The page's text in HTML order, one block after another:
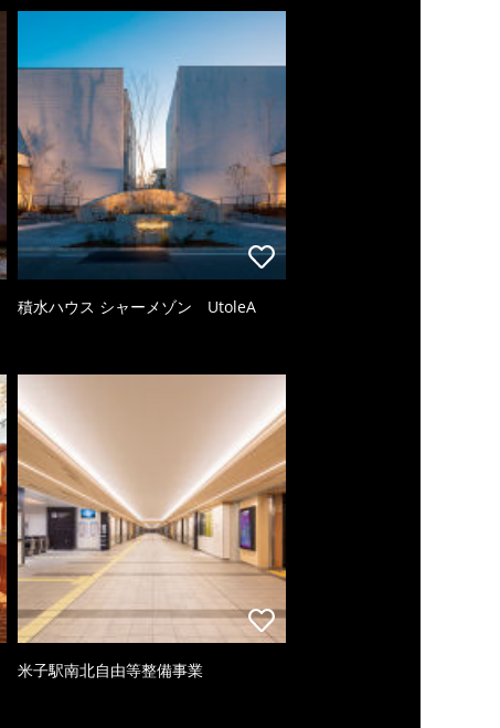
積水ハウス シャーメゾン UtoleA
米子駅南北自由等整備事業